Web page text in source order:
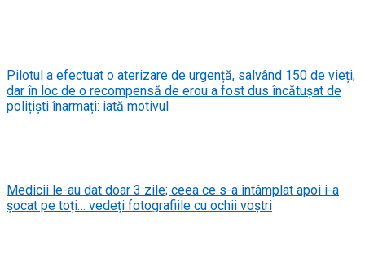
Pilotul a efectuat o aterizare de urgență, salvând 150 de vieți,
dar în loc de o recompensă de erou a fost dus încătușat de
polițiști înarmați: iată motivul
Medicii le-au dat doar 3 zile; ceea ce s-a întâmplat apoi i-a
șocat pe toți… vedeți fotografiile cu ochii voștri